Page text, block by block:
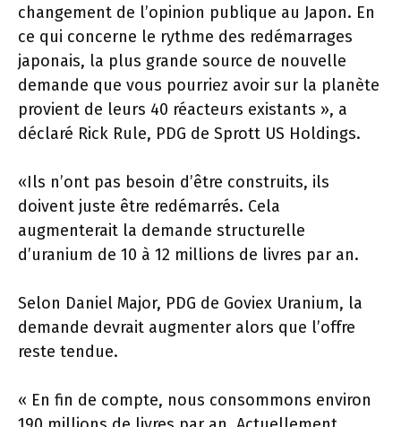
changement de l’opinion publique au Japon. En
ce qui concerne le rythme des redémarrages
japonais, la plus grande source de nouvelle
demande que vous pourriez avoir sur la planète
provient de leurs 40 réacteurs existants », a
déclaré Rick Rule, PDG de Sprott US Holdings.
«Ils n’ont pas besoin d’être construits, ils
doivent juste être redémarrés. Cela
augmenterait la demande structurelle
d’uranium de 10 à 12 millions de livres par an.
Selon Daniel Major, PDG de Goviex Uranium, la
demande devrait augmenter alors que l’offre
reste tendue.
« En fin de compte, nous consommons environ